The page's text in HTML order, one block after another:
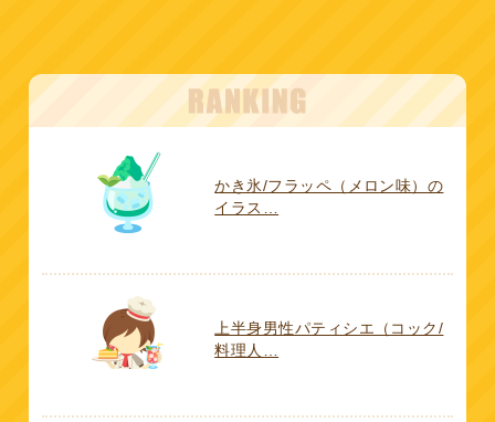
かき氷/フラッペ（メロン味）の
イラス…
上半身男性パティシエ（コック/
料理人…